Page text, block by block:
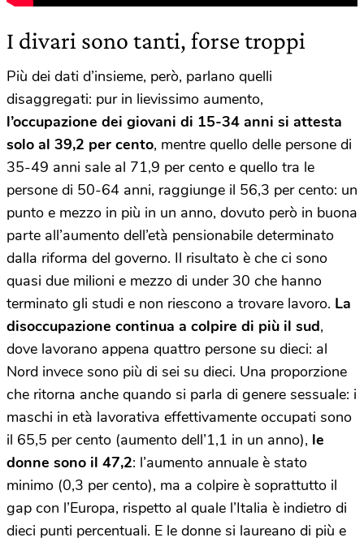
I divari sono tanti, forse troppi
Più dei dati d’insieme, però, parlano quelli
disaggregati: pur in lievissimo aumento,
l’occupazione dei giovani di 15-34 anni si attesta
solo al 39,2 per cento, mentre quello delle persone di
35-49 anni sale al 71,9 per cento e quello tra le
persone di 50-64 anni, raggiunge il 56,3 per cento: un
punto e mezzo in più in un anno, dovuto però in buona
parte all’aumento dell’età pensionabile determinato
dalla riforma del governo. Il risultato è che ci sono
quasi due milioni e mezzo di under 30 che hanno
terminato gli studi e non riescono a trovare lavoro. La
disoccupazione continua a colpire di più il sud,
dove lavorano appena quattro persone su dieci: al
Nord invece sono più di sei su dieci. Una proporzione
che ritorna anche quando si parla di genere sessuale: i
maschi in età lavorativa effettivamente occupati sono
il 65,5 per cento (aumento dell’1,1 in un anno), le
donne sono il 47,2: l’aumento annuale è stato
minimo (0,3 per cento), ma a colpire è soprattutto il
gap con l’Europa, rispetto al quale l’Italia è indietro di
dieci punti percentuali. E le donne si laureano di più e